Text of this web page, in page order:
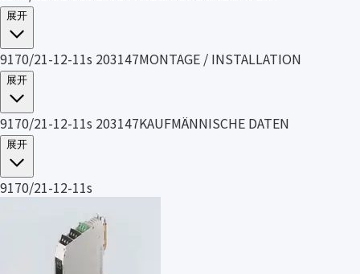
展开
9170/21-12-11s 203147MONTAGE / INSTALLATION
展开
9170/21-12-11s 203147KAUFMÄNNISCHE DATEN
展开
9170/21-12-11s